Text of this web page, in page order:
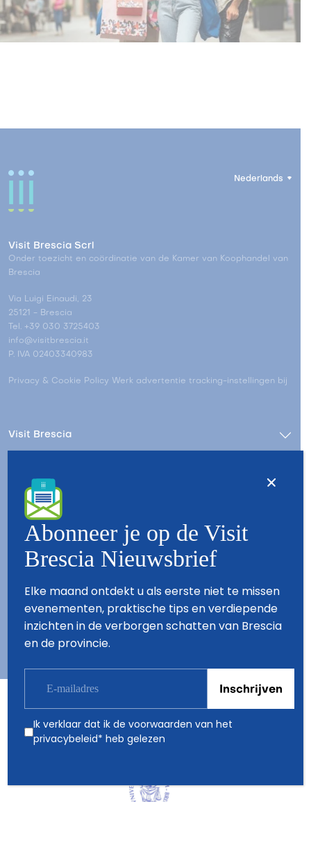
Nederlands
Visit Brescia Scrl
Onder toezicht en coördinatie van de Kamer van Koophandel van
Brescia
Via Luigi Einaudi, 23
25121 - Brescia
Tel. +39 030 3725403
info@visitbrescia.it
P. IVA 02403340983
Privacy & Cookie Policy Werk advertentie tracking-instellingen bij
Visit Brescia
Make/Live in Brescia
Stay/Live in Brescia
Partners
Abonneer je op de Visit
Brescia Nieuwsbrief
Elke maand ontdekt u als eerste niet te missen
evenementen, praktische tips en verdiepende
inzichten in de verborgen schatten van Brescia
en de provincie.
Ik verklaar dat ik de voorwaarden van het
privacybeleid* heb gelezen